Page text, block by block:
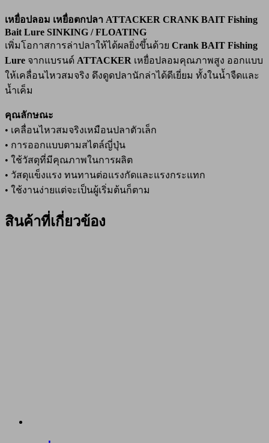
เหยื่อปลอม เหยื่อตกปลา ATTACKER CRANK BAIT Fishing
Bait Lure SINKING / FLOATING
เพิ่มโอกาสการล่าปลาให้ได้ผลยิ่งขึ้นด้วย Crank BAIT Fishing
Lure จากแบรนด์ ATTACKER เหยื่อปลอมคุณภาพสูง ออกแบบ
ให้เคลื่อนไหวสมจริง ดึงดูดปลานักล่าได้ดีเยี่ยม ทั้งในน้ำจืดและ
น้ำเค็ม
คุณลักษณะ
• เคลื่อนไหวสมจริงเหมือนปลาตัวเล็ก
• การออกแบบตามสไตล์ญี่ปุ่น
• ใช้วัสดุที่มีคุณภาพในการผลิต
• วัสดุแข็งแรง ทนทานต่อแรงกัดและแรงกระแทก
• ใช้งานง่ายแต่จะเป็นผู้เริ่มต้นก็ตาม
สินค้าที่เกี่ยวข้อง